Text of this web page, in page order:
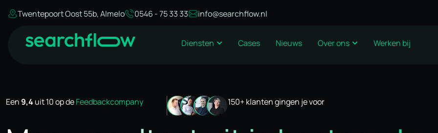
Twentepoort Oost 55b, Almelo 0546 - 75 33 33 info@searchflow.nl
Diensten Cases Nieuws Over ons Werken bij
Een 9,4 uit 10 op deFeedbackcompany 150+ klanten gingen je voor